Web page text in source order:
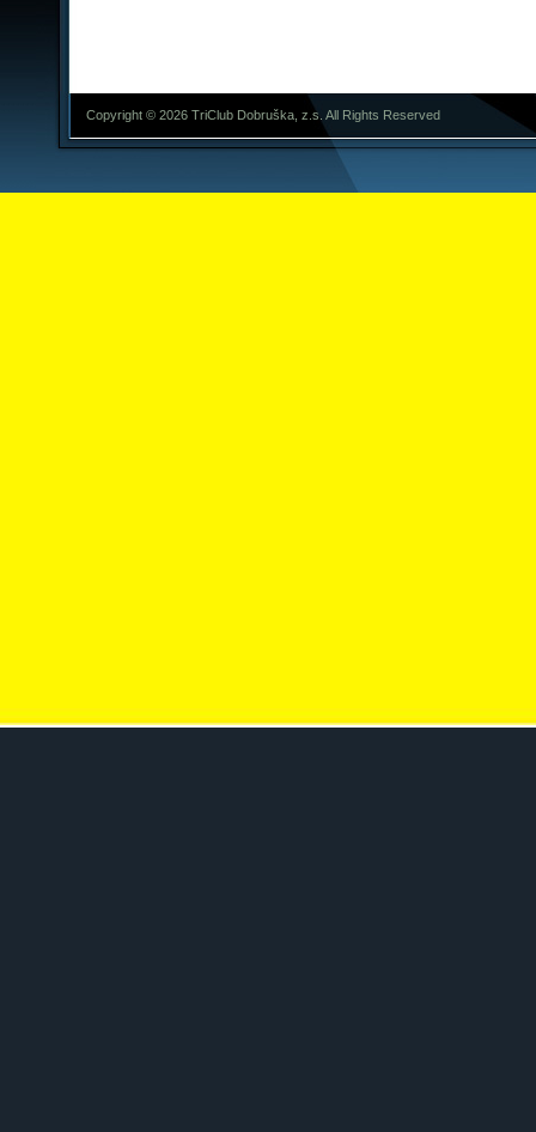
Copyright © 2026 TriClub Dobruška, z.s. All Rights Reserved